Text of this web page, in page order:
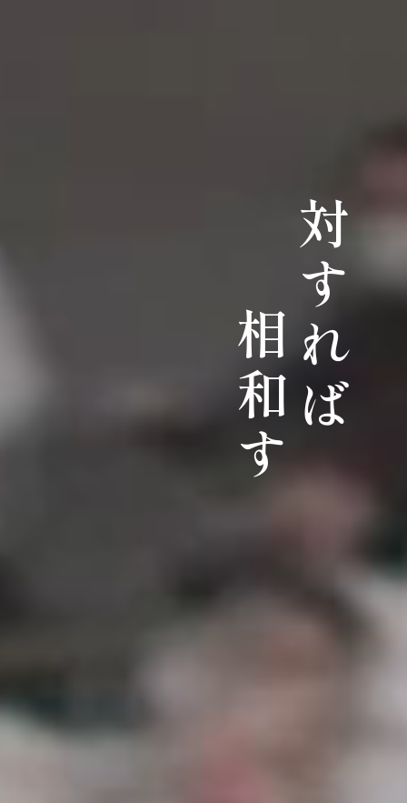
対すれば
相和す